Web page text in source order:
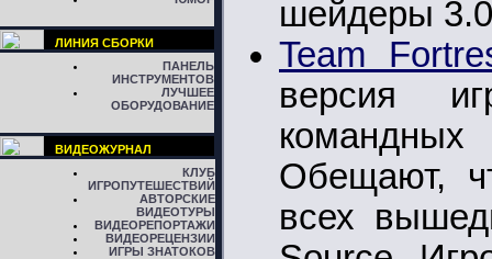
ЛИНИЯ СБОРКИ
ПАНЕЛЬ
ИНСТРУМЕНТОВ
ЛУЧШЕЕ
ОБОРУДОВАНИЕ
ВИДЕОЖУРНАЛ
КЛУБ
ИГРОПУТЕШЕСТВИЙ
АВТОРСКИЕ
ВИДЕОТУРЫ
ВИДЕОРЕПОРТАЖИ
ВИДЕОРЕЦЕНЗИИ
ИГРЫ ЗНАТОКОВ
шейдеры
Team
версия
командных
Обещают,
всех